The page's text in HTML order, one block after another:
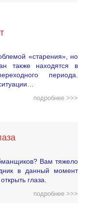
«старения», но
также находятся в
периода.
подробнее >>>
Вам тяжело
в данный момент
глаза.
подробнее >>>